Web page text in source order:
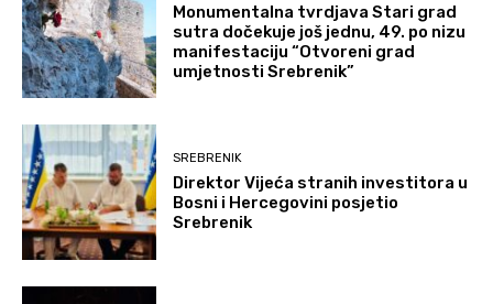
Monumentalna tvrdjava Stari grad
sutra dočekuje još jednu, 49. po nizu
manifestaciju “Otvoreni grad
umjetnosti Srebrenik”
SREBRENIK
Direktor Vijeća stranih investitora u
Bosni i Hercegovini posjetio
Srebrenik